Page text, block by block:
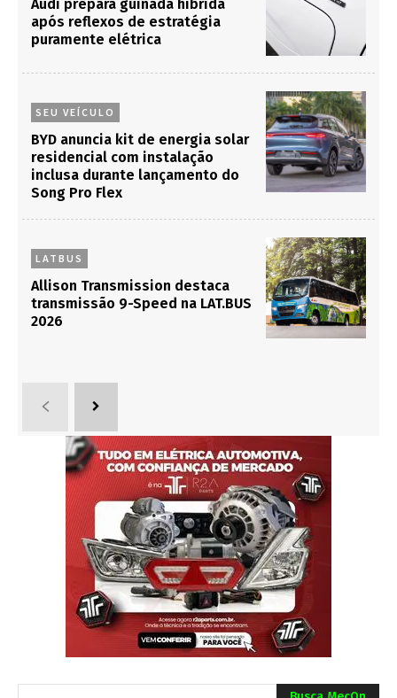
Audi prepara guinada híbrida
após reflexos de estratégia
puramente elétrica
SEU VEÍCULO
BYD anuncia kit de energia solar
residencial com instalação
inclusa durante lançamento do
Song Pro Flex
LATBUS
Allison Transmission destaca
transmissão 9-Speed na LAT.BUS
2026